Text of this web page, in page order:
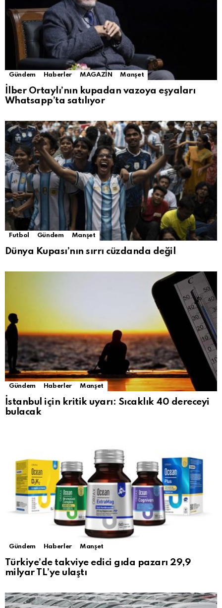
Gündem Haberler MAGAZİN Manşet
İlber Ortaylı’nın kupadan vazoya eşyaları
Whatsapp’ta satılıyor
Futbol Gündem Manşet
Dünya Kupası’nın sırrı cüzdanda değil
Gündem Haberler Manşet
İstanbul için kritik uyarı: Sıcaklık 40 dereceyi
bulacak
Gündem Haberler Manşet
Türkiye’de takviye edici gıda pazarı 29,9
milyar TL’ye ulaştı